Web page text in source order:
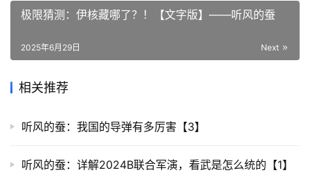
极限猜测：伊核藏哪了？！【文字版】——听风的蚕
Next
2025年6月29日
相关推荐
听风的蚕：我国的导弹有多厉害【3】
听风的蚕：详解2024B联合军演，看武是怎么统的【1】